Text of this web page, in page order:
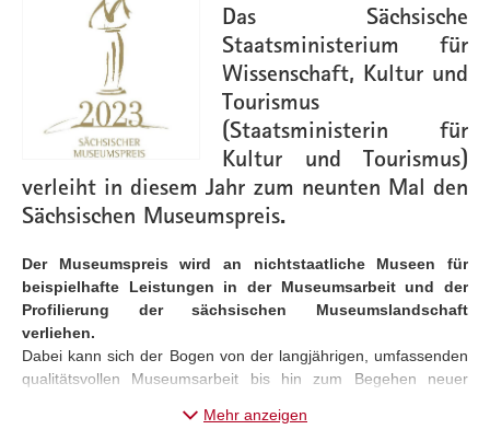
Das Sächsische
Staatsministerium für
Wissenschaft, Kultur und
Tourismus
(Staatsministerin für
Kultur und Tourismus)
verleiht in diesem Jahr zum neunten Mal den
Sächsischen Museumspreis.
Der Museumspreis wird an nichtstaatliche Museen für
beispielhafte Leistungen in der Museumsarbeit und der
Profilierung der sächsischen Museumslandschaft
verliehen.
Dabei kann sich der Bogen von der langjährigen, umfassenden
qualitätsvollen Museumsarbeit bis hin zum Begehen neuer
für andere Museen beispielgebend sein können, werden
Mehr anzeigen